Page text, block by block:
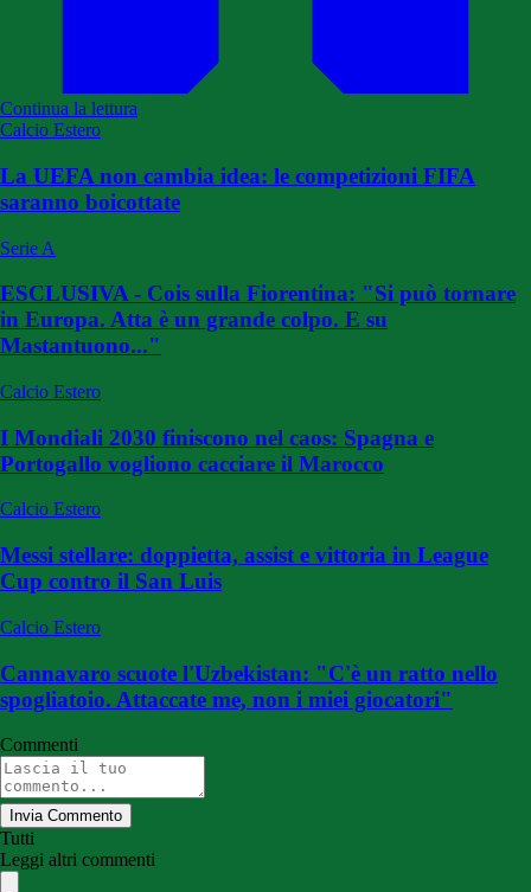
Continua la lettura
Calcio Estero
La UEFA non cambia idea: le competizioni FIFA
saranno boicottate
Serie A
ESCLUSIVA - Cois sulla Fiorentina: "Si può tornare
in Europa. Atta è un grande colpo. E su
Mastantuono..."
Calcio Estero
I Mondiali 2030 finiscono nel caos: Spagna e
Portogallo vogliono cacciare il Marocco
Calcio Estero
Messi stellare: doppietta, assist e vittoria in League
Cup contro il San Luis
Calcio Estero
Cannavaro scuote l'Uzbekistan: "C'è un ratto nello
spogliatoio. Attaccate me, non i miei giocatori"
Commenti
Invia Commento
Tutti
Leggi altri commenti